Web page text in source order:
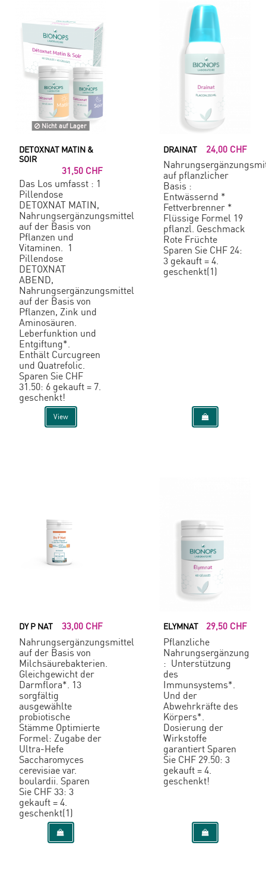
Nicht auf Lager
DETOXNAT MATIN &
SOIR
31,50 CHF
Das Los umfasst : 1
Pillendose
DETOXNAT MATIN,
Nahrungsergänzungsmittel
auf der Basis von
Pflanzen und
Vitaminen. 1
Pillendose
DETOXNAT
ABEND,
Nahrungsergänzungsmittel
auf der Basis von
Pflanzen, Zink und
Aminosäuren.
Leberfunktion und
Entgiftung*.
Enthält Curcugreen
und Quatrefolic.
Sparen Sie CHF
31.50: 6 gekauft = 7.
geschenkt!
View
DRAINAT
24,00 CHF
auf pflanzlicher
Basis :
Entwässernd *
Fettverbrenner *
Flüssige Formel 19
pflanzl. Geschmack
Rote Früchte
Sparen Sie CHF 24:
3 gekauft = 4.
geschenkt(1)
DY P NAT
33,00 CHF
Nahrungsergänzungsmittel
auf der Basis von
Milchsäurebakterien.
Gleichgewicht der
Darmflora*. 13
sorgfältig
ausgewählte
probiotische
Stämme Optimierte
Formel: Zugabe der
Ultra-Hefe
Saccharomyces
cerevisiae var.
boulardii. Sparen
Sie CHF 33: 3
gekauft = 4.
geschenkt(1)
ELYMNAT
29,50 CHF
Pflanzliche
Nahrungsergänzung
: Unterstützung
des
Immunsystems*.
Und der
Abwehrkräfte des
Körpers*.
Dosierung der
Wirkstoffe
garantiert Sparen
Sie CHF 29.50: 3
gekauft = 4.
geschenkt!